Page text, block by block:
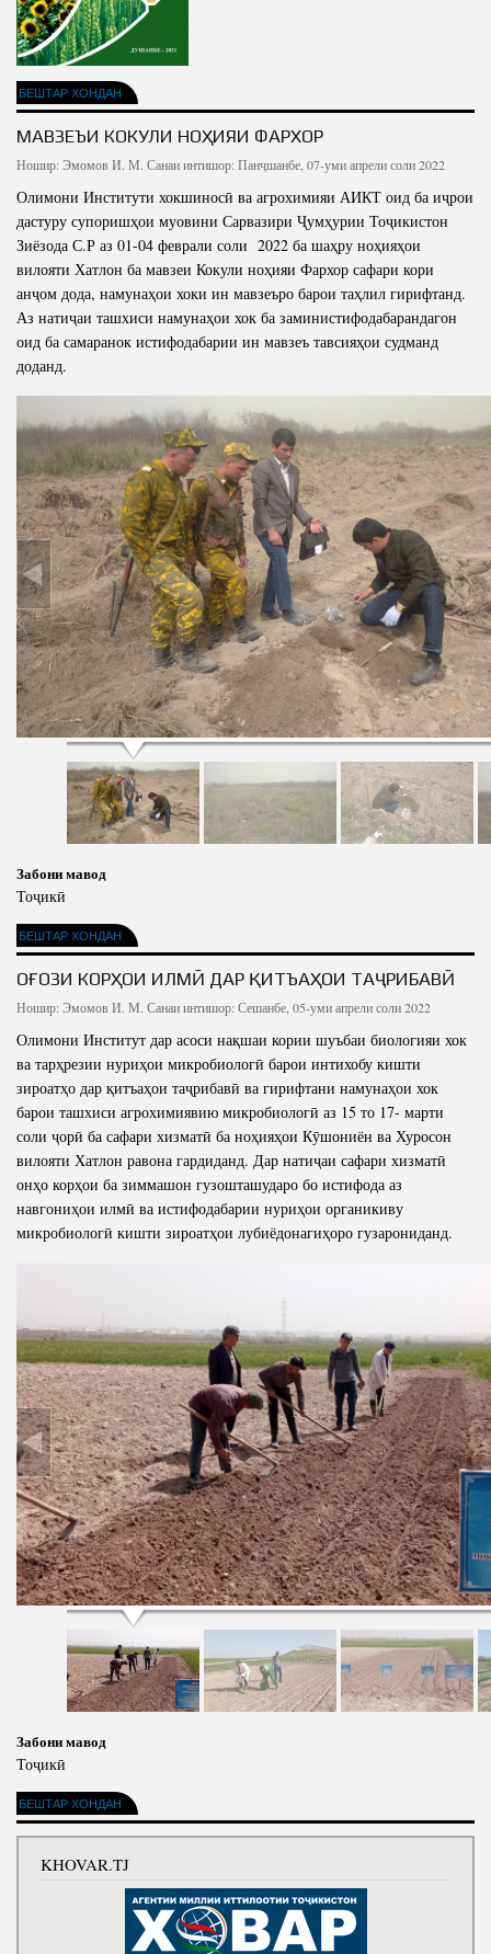
Салоҳият
Тарҷумаи ҳол
Китобҳо
Мақолаҳо
ПРЕЗИДЕНТИ ҶУМҲУРИИ ТОҶИКИСТОН
Сохтори Институт
Роҳбарон ва кормандон
Таърихи роҳбарон
БЕШТАР ХОНДАН
МАВЗЕЪИ КОКУЛИ НОҲИЯИ ФАРХОР
Ношир: Эмомов И. М. Санаи интишор: Панҷшанбе, 07-уми апрели соли 2022
Олимони Институти хокшиносӣ ва агрохимияи АИКТ оид ба иҷрои
дастуру супоришҳои муовини Сарвазири Ҷумҳурии Тоҷикистон
Зиёзода С.Р аз 01-04 феврали соли 2022 ба шаҳру ноҳияҳои
вилояти Хатлон ба мавзеи Кокули ноҳияи Фархор сафари кори
анҷом дода, намунаҳои хоки ин мавзеъро барои таҳлил гирифтанд.
Аз натиҷаи ташхиси намунаҳои хок ба заминистифодабарандагон
оид ба самаранок истифодабарии ин мавзеъ тавсияҳои судманд
доданд.
Забони мавод
Тоҷикӣ
БЕШТАР ХОНДАН
ОҒОЗИ КОРҲОИ ИЛМӢ ДАР ҚИТЪАҲОИ ТАҶРИБАВӢ
Ношир: Эмомов И. М. Санаи интишор: Сешанбе, 05-уми апрели соли 2022
Олимони Институт дар асоси нақшаи кории шуъбаи биологияи хок
ва тарҳрезии нуриҳои микробиологӣ барои интихобу кишти
зироатҳо дар қитъаҳои таҷрибавӣ ва гирифтани намунаҳои хок
барои ташхиси агрохимиявию микробиологӣ аз 15 то 17- марти
соли ҷорӣ ба сафари хизматӣ ба ноҳияҳои Кӯшониён ва Хуросон
вилояти Хатлон равона гардиданд. Дар натиҷаи сафари хизматӣ
онҳо корҳои ба зиммашон гузошташударо бо истифода аз
навгониҳои илмӣ ва истифодабарии нуриҳои органикиву
микробиологӣ кишти зироатҳои лубиёдонагиҳоро гузарониданд.
Забони мавод
Тоҷикӣ
БЕШТАР ХОНДАН
KHOVAR.TJ